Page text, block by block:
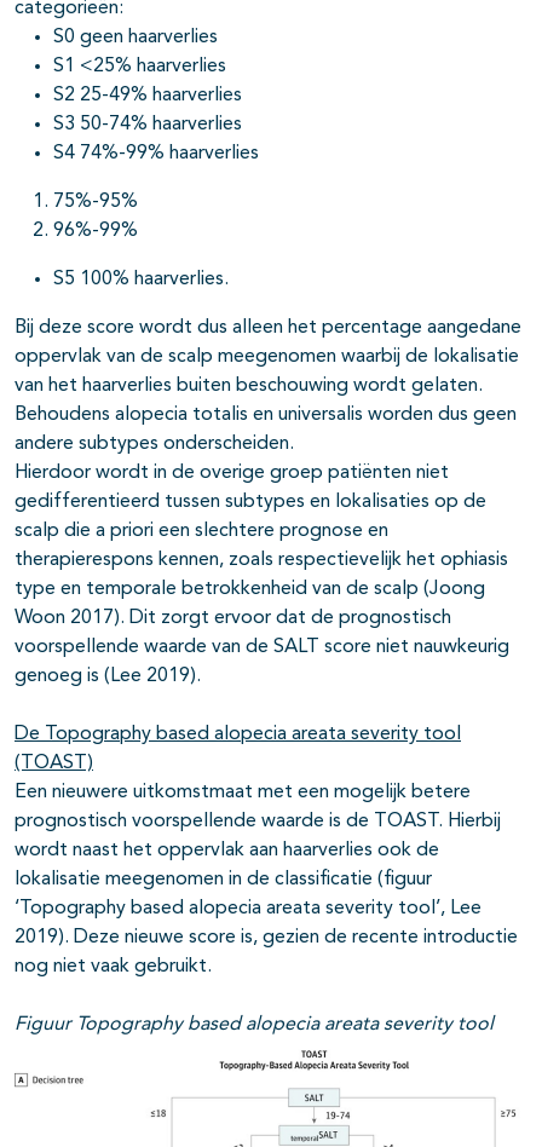
categorieën:
S0 geen haarverlies
S1 <25% haarverlies
S2 25-49% haarverlies
S3 50-74% haarverlies
S4 74%-99% haarverlies
75%-95%
96%-99%
S5 100% haarverlies.
Bij deze score wordt dus alleen het percentage aangedane
oppervlak van de scalp meegenomen waarbij de lokalisatie
van het haarverlies buiten beschouwing wordt gelaten.
Behoudens alopecia totalis en universalis worden dus geen
andere subtypes onderscheiden.
Hierdoor wordt in de overige groep patiënten niet
gedifferentieerd tussen subtypes en lokalisaties op de
scalp die a priori een slechtere prognose en
therapierespons kennen, zoals respectievelijk het ophiasis
type en temporale betrokkenheid van de scalp (Joong
Woon 2017). Dit zorgt ervoor dat de prognostisch
voorspellende waarde van de SALT score niet nauwkeurig
genoeg is (Lee 2019).
De Topography based alopecia areata severity tool
(TOAST)
Een nieuwere uitkomstmaat met een mogelijk betere
prognostisch voorspellende waarde is de TOAST. Hierbij
wordt naast het oppervlak aan haarverlies ook de
lokalisatie meegenomen in de classificatie (figuur
‘Topography based alopecia areata severity tool’, Lee
2019). Deze nieuwe score is, gezien de recente introductie
nog niet vaak gebruikt.
Figuur Topography based alopecia areata severity tool